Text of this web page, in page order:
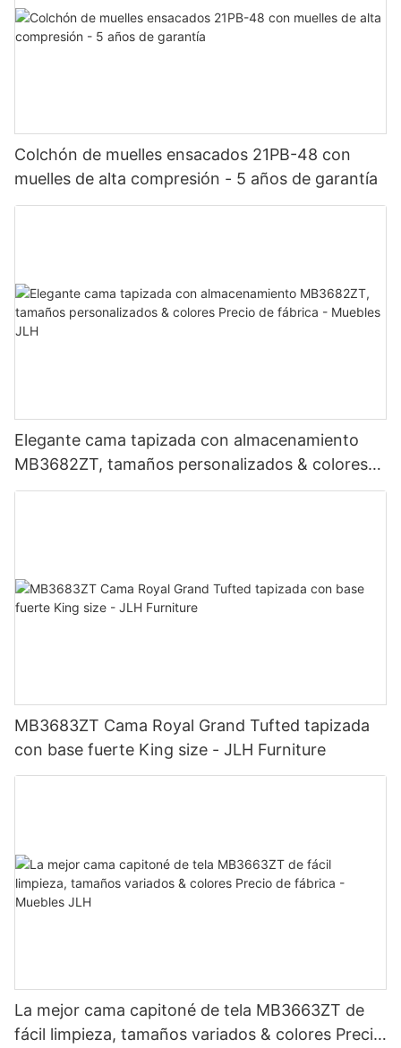
Colchón de muelles ensacados 21PB-48 con
muelles de alta compresión - 5 años de garantía
Elegante cama tapizada con almacenamiento
MB3682ZT, tamaños personalizados & colores
Precio de fábrica - Muebles JLH
MB3683ZT Cama Royal Grand Tufted tapizada
con base fuerte King size - JLH Furniture
La mejor cama capitoné de tela MB3663ZT de
fácil limpieza, tamaños variados & colores Precio